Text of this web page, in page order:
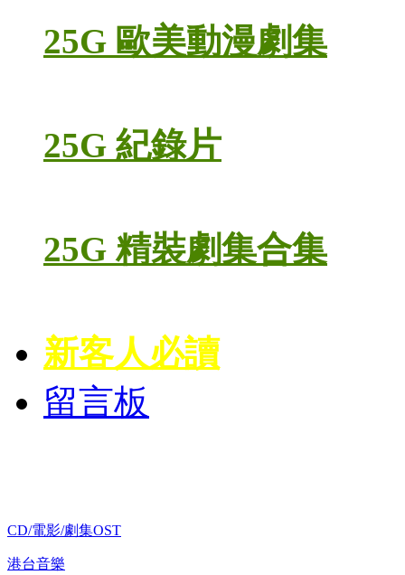
25G 歐美動漫劇集
25G 紀錄片
25G 精裝劇集合集
新客人必讀
留言板
CD/電影/劇集OST
港台音樂